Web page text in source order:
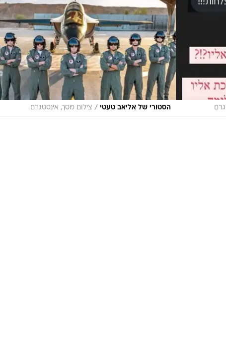
הסטורי של אליאב טעטי / צילום מסך, אינסטגרם